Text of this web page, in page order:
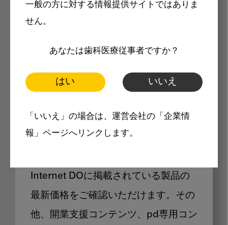
一般の方に対する情報提供サイトではありま
せん。
あなたは歯科医療従事者ですか？
はい いいえ
「いいえ」の場合は、運営会社の「企業情
報」ページへリンクします。
メリット
製品価格も閲覧可能
Internet DOに掲載されている製品の
最新価格をご確認いただけます。その
他、開業支援コンテンツ、pd専用コン